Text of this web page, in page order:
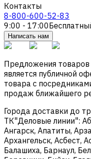
Контакты
8-800-600-52-83
9:00 - 17:00
Написать нам
Предложения товаров
является публичной
товара с
продаж ближайшего
Города доставки до
ТК"Деловые линии":
Ангарск, Апатиты,
Архангельск, Асбест,
Балашиха, Барнаул,